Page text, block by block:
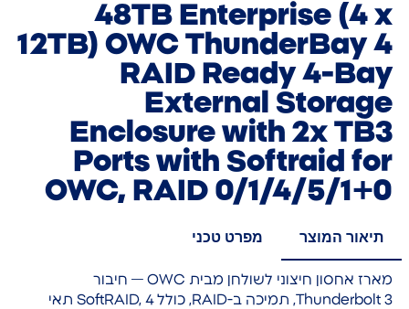
48TB Enterprise (4 x
12TB) OWC ThunderBay 4
RAID Ready 4-Bay
External Storage
Enclosure with 2x TB3
Ports with Softraid for
OWC, RAID 0/1/4/5/1+0
תיאור המוצר מפרט טכני
מארז אחסון חיצוני לשולחן מבית OWC — חיבור
Thunderbolt 3, תמיכה ב-RAID, כולל SoftRAID, 4 תאי